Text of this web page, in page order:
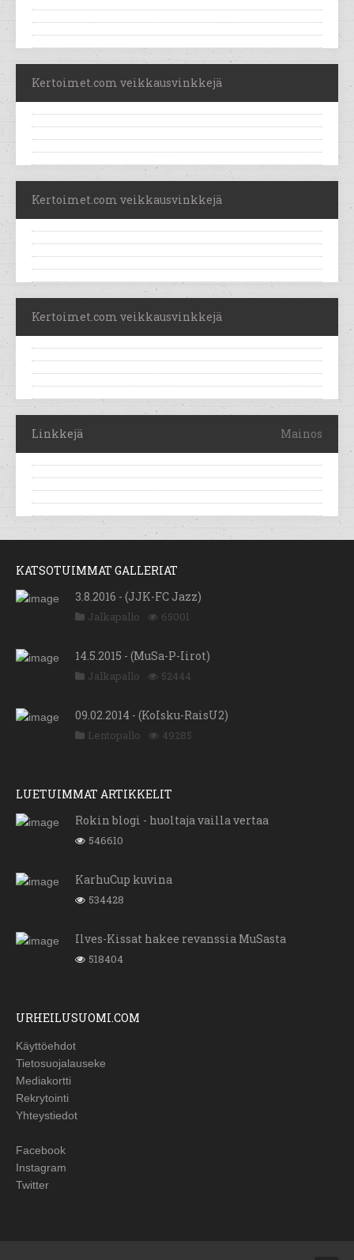
Kertoimet.com veikkausvinkkejä
Kertoimet.com veikkausvinkkejä
Kertoimet.com veikkausvinkkejä
Linkkejä Mainos
KATSOTUIMMAT GALLERIAT
3.8.2016 - (JJK-FC Jazz)
Jalkapallo 65001
14.5.2015 - (MuSa-P-Iirot)
Jalkapallo 52444
09.02.2014 - (KoIsku-RaisU2)
Lentopallo 49285
LUETUIMMAT ARTIKKELIT
Rokin blogi - huoltaja vailla vertaa
546610
KarhuCup kuvina
534428
Ilves-Kissat hakee revanssia MuSasta
518404
URHEILUSUOMI.COM
Käyttöehdot
Tietosuojalauseke
Mediakortti
Rekrytointi
Yhteystiedot
Facebook
Instagram
Twitter